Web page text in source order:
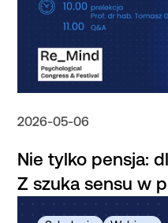
2026-05-06
Nie tylko pensja:
Z szuka sensu w